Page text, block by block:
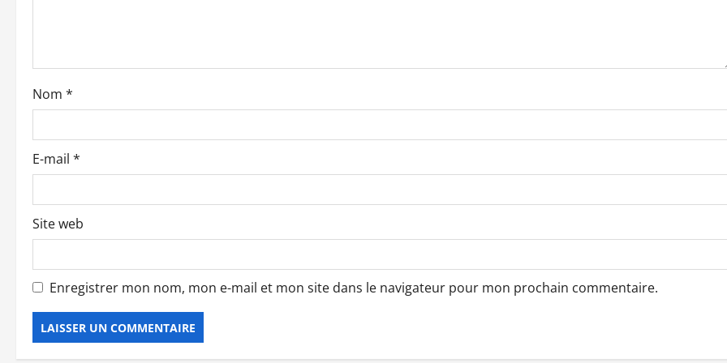
a
r
t
i
c
l
e
Nom *
E-mail *
Site web
Enregistrer mon nom, mon e-mail et mon site dans le navigateur pour mon prochain commentaire.